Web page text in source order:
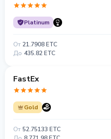
Platinum
От 21.7908 ETC
До 435.82 ETC
FastEx
Gold
От 52.75133 ETC